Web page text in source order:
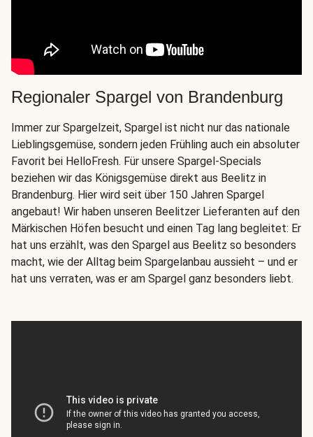
Regionaler Spargel von Brandenburg
Immer zur Spargelzeit, Spargel ist nicht nur das nationale
Lieblingsgemüse, sondern jeden Frühling auch ein absoluter
Favorit bei HelloFresh. Für unsere Spargel-Specials
beziehen wir das Königsgemüse direkt aus Beelitz in
Brandenburg. Hier wird seit über 150 Jahren Spargel
angebaut! Wir haben unseren Beelitzer Lieferanten auf den
Märkischen Höfen besucht und einen Tag lang begleitet: Er
hat uns erzählt, was den Spargel aus Beelitz so besonders
macht, wie der Alltag beim Spargelanbau aussieht – und er
hat uns verraten, was er am Spargel ganz besonders liebt.